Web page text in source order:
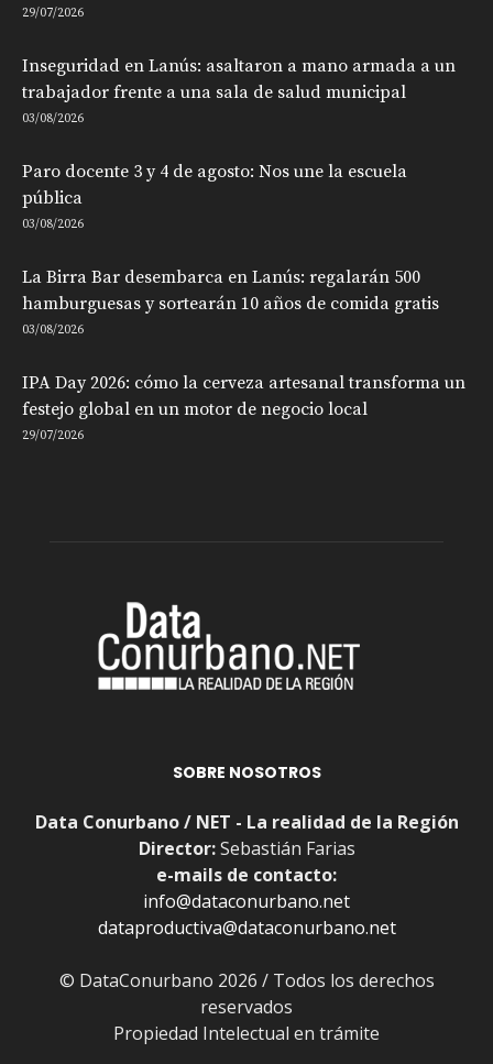
29/07/2026
Inseguridad en Lanús: asaltaron a mano armada a un
trabajador frente a una sala de salud municipal
03/08/2026
Paro docente 3 y 4 de agosto: Nos une la escuela
pública
03/08/2026
La Birra Bar desembarca en Lanús: regalarán 500
hamburguesas y sortearán 10 años de comida gratis
03/08/2026
IPA Day 2026: cómo la cerveza artesanal transforma un
festejo global en un motor de negocio local
29/07/2026
SOBRE NOSOTROS
Data Conurbano / NET - La realidad de la Región
Director:Sebastián Farias
e-mails de contacto:
info@dataconurbano.net
dataproductiva@dataconurbano.net
© DataConurbano 2026 / Todos los derechos
reservados
Propiedad Intelectual en trámite